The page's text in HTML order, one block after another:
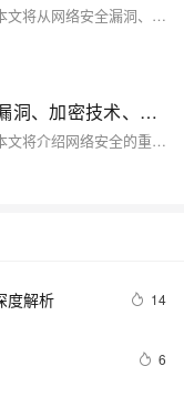
随着互联网的普及，网络安全问题日益突出。本文将从网络安全漏洞、加密技术和安全意识三个方面进行探讨，旨在提高读者对网络安全的认识和防范能力。通过分析常见的网络安全漏洞，介绍加密技术的基本原理和应用，以及强调安全意识的重要性，帮助读者更好地保护自己的网络信息安全。
网络安全与信息安全：关于网络安全漏洞、加密技术、安全意识等方面的知识分享
随着互联网的普及，网络安全问题日益突出。本文将介绍网络安全的重要性，分析常见的网络安全漏洞及其危害，探讨加密技术在保障网络安全中的作用，并强调提高安全意识的必要性。通过本文的学习，读者将了解网络安全的基本概念和应对策略，提升个人和组织的网络安全防护能力。
度解析 14
6